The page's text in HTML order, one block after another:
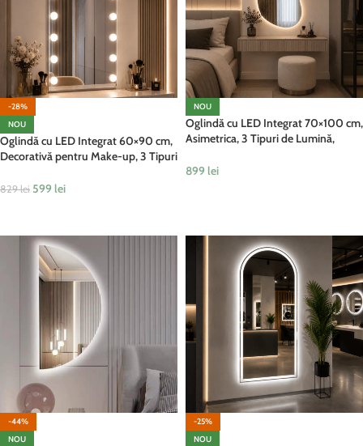
-28%
NOU
Oglindă cu LED Integrat 60×90 cm,
Decorativă pentru Make-up, 3 Tipuri
Touch
829lei 599 lei
NOU
Oglindă cu LED Integrat 70×100 cm,
Asimetrica, 3 Tipuri de Lumină,
Model Shark Design
899 lei
-44%
NOU
-25%
NOU